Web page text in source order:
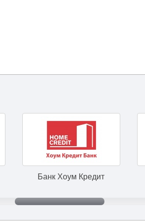
Банк Хоум Кредит